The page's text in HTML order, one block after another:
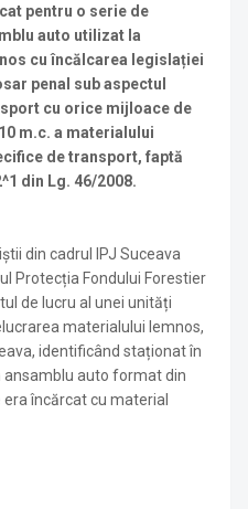
pentru o serie de
auto utilizat la
cu încălcarea legislației
penal sub aspectul
cu orice mijloace de
m.c. a materialului
de transport, faptă
din Lg. 46/2008.
din cadrul IPJ Suceava
Protecția Fondului Forestier
de lucru al unei unități
materialului lemnos,
identificând staționat în
auto format din
încărcat cu material